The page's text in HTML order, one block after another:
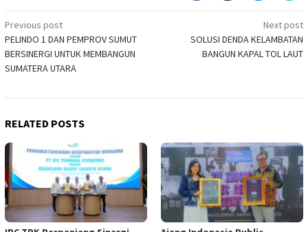
Post
navigation
Previous post
PELINDO 1 DAN PEMPROV SUMUT
BERSINERGI UNTUK MEMBANGUN
SUMATERA UTARA
Next post
SOLUSI DENDA KELAMBATAN
BANGUN KAPAL TOL LAUT
RELATED POSTS